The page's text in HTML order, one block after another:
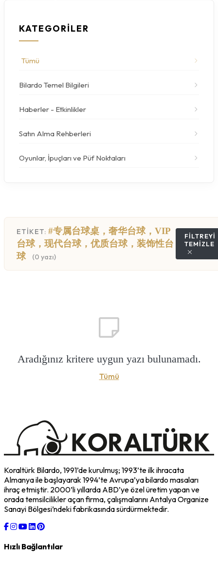
KATEGORİLER
Tümü
Bilardo Temel Bilgileri
Haberler - Etkinlikler
Satın Alma Rehberleri
Oyunlar, İpuçları ve Püf Noktaları
ETİKET: #专属台球桌，奢华台球，VIP
台球，现代台球，优质台球，装饰性台
球
(0 yazı)
FILTREYI
TEMIZLE
Aradığınız kritere uygun yazı bulunamadı.
Tümü
Koraltürk Bilardo, 1991’de kurulmuş; 1993’te ilk ihracata
Almanya ile başlayarak 1994’te Avrupa’ya bilardo masaları
ihraç etmiştir. 2000’li yıllarda ABD’ye özel üretim yapan ve
orada temsilcilikler açan firma, çalışmalarını Antalya Organize
Sanayi Bölgesi’ndeki fabrikasında sürdürmektedir.
Hızlı Bağlantılar